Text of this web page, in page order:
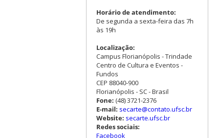
Horário de atendimento:
De segunda a sexta-feira das 7h
às 19h
Localização:
Campus Florianópolis - Trindade
Centro de Cultura e Eventos -
Fundos
CEP 88040-900
Florianópolis - SC - Brasil
Fone: (48) 3721-2376
E-mail: secarte@contato.ufsc.br
Website: secarte.ufsc.br
Redes sociais:
Facebook